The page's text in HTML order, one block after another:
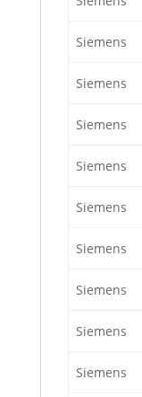
Siemens
Siemens
Siemens
Siemens
Siemens
Siemens
Siemens
Siemens
Siemens